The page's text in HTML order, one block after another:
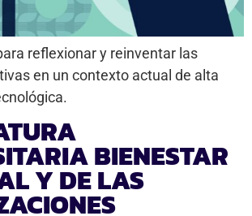
reflexionar y reinventar las
en un contexto actual de alta
BIENESTAR
Y DE LAS